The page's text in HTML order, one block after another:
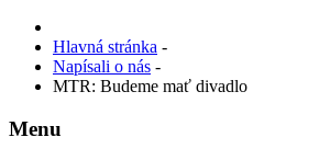
Hlavná stránka -
Napísali o nás -
MTR: Budeme mať divadlo
Menu